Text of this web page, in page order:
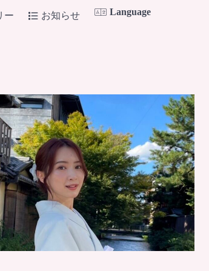
ー お知らせ Language